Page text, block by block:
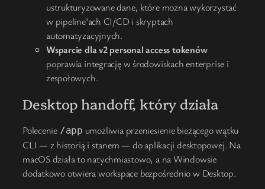
ustrukturyzowane dane, które można wykorzystać
w pipeline’ach CI/CD i skryptach
automatyzacyjnych.
Wsparcie dla v2 personal access tokenów
poprawia integrację w środowiskach enterprise i
zespołowych.
Desktop handoff, który działa
Polecenie /app umożliwia przeniesienie bieżącego wątku
CLI — z historią i stanem — do aplikacji desktopowej. Na
macOS działa to natychmiastowo, a na Windowsie
dodatkowo otwiera workspace bezpośrednio w Desktop.